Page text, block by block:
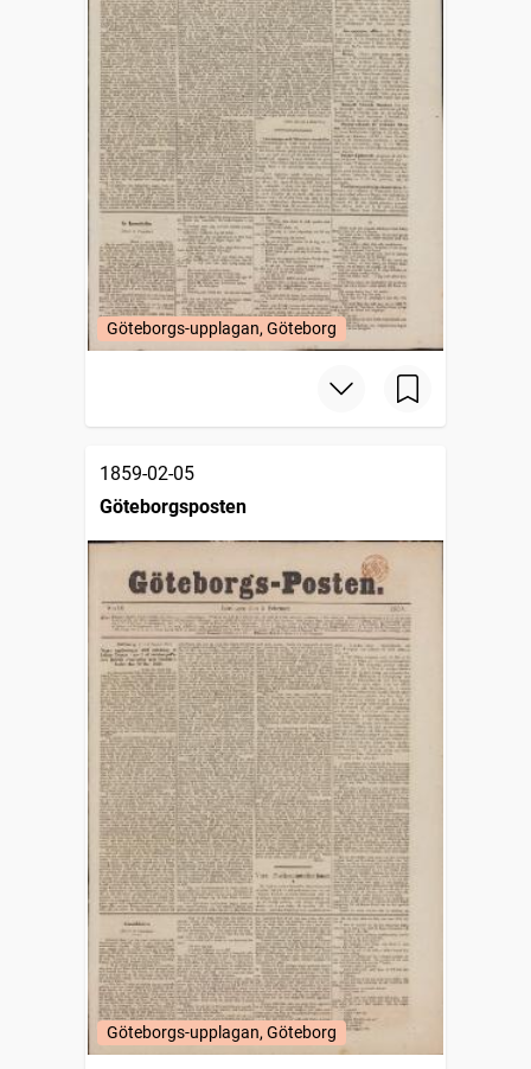
Göteborgs-upplagan, Göteborg
1859-02-05
Göteborgsposten
Göteborgs-upplagan, Göteborg